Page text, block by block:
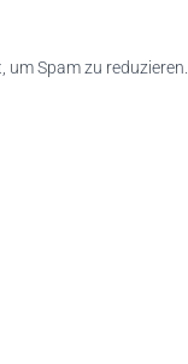
um Spam zu reduzieren.